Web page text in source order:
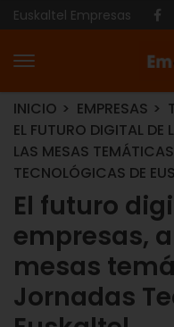
Euskaltel Empresas
INICIO EMPRESAS
EL FUTURO DIGITAL DE
LAS MESAS
TECNOLÓGICAS DE
El futuro
empresas,
mesas
Jornadas